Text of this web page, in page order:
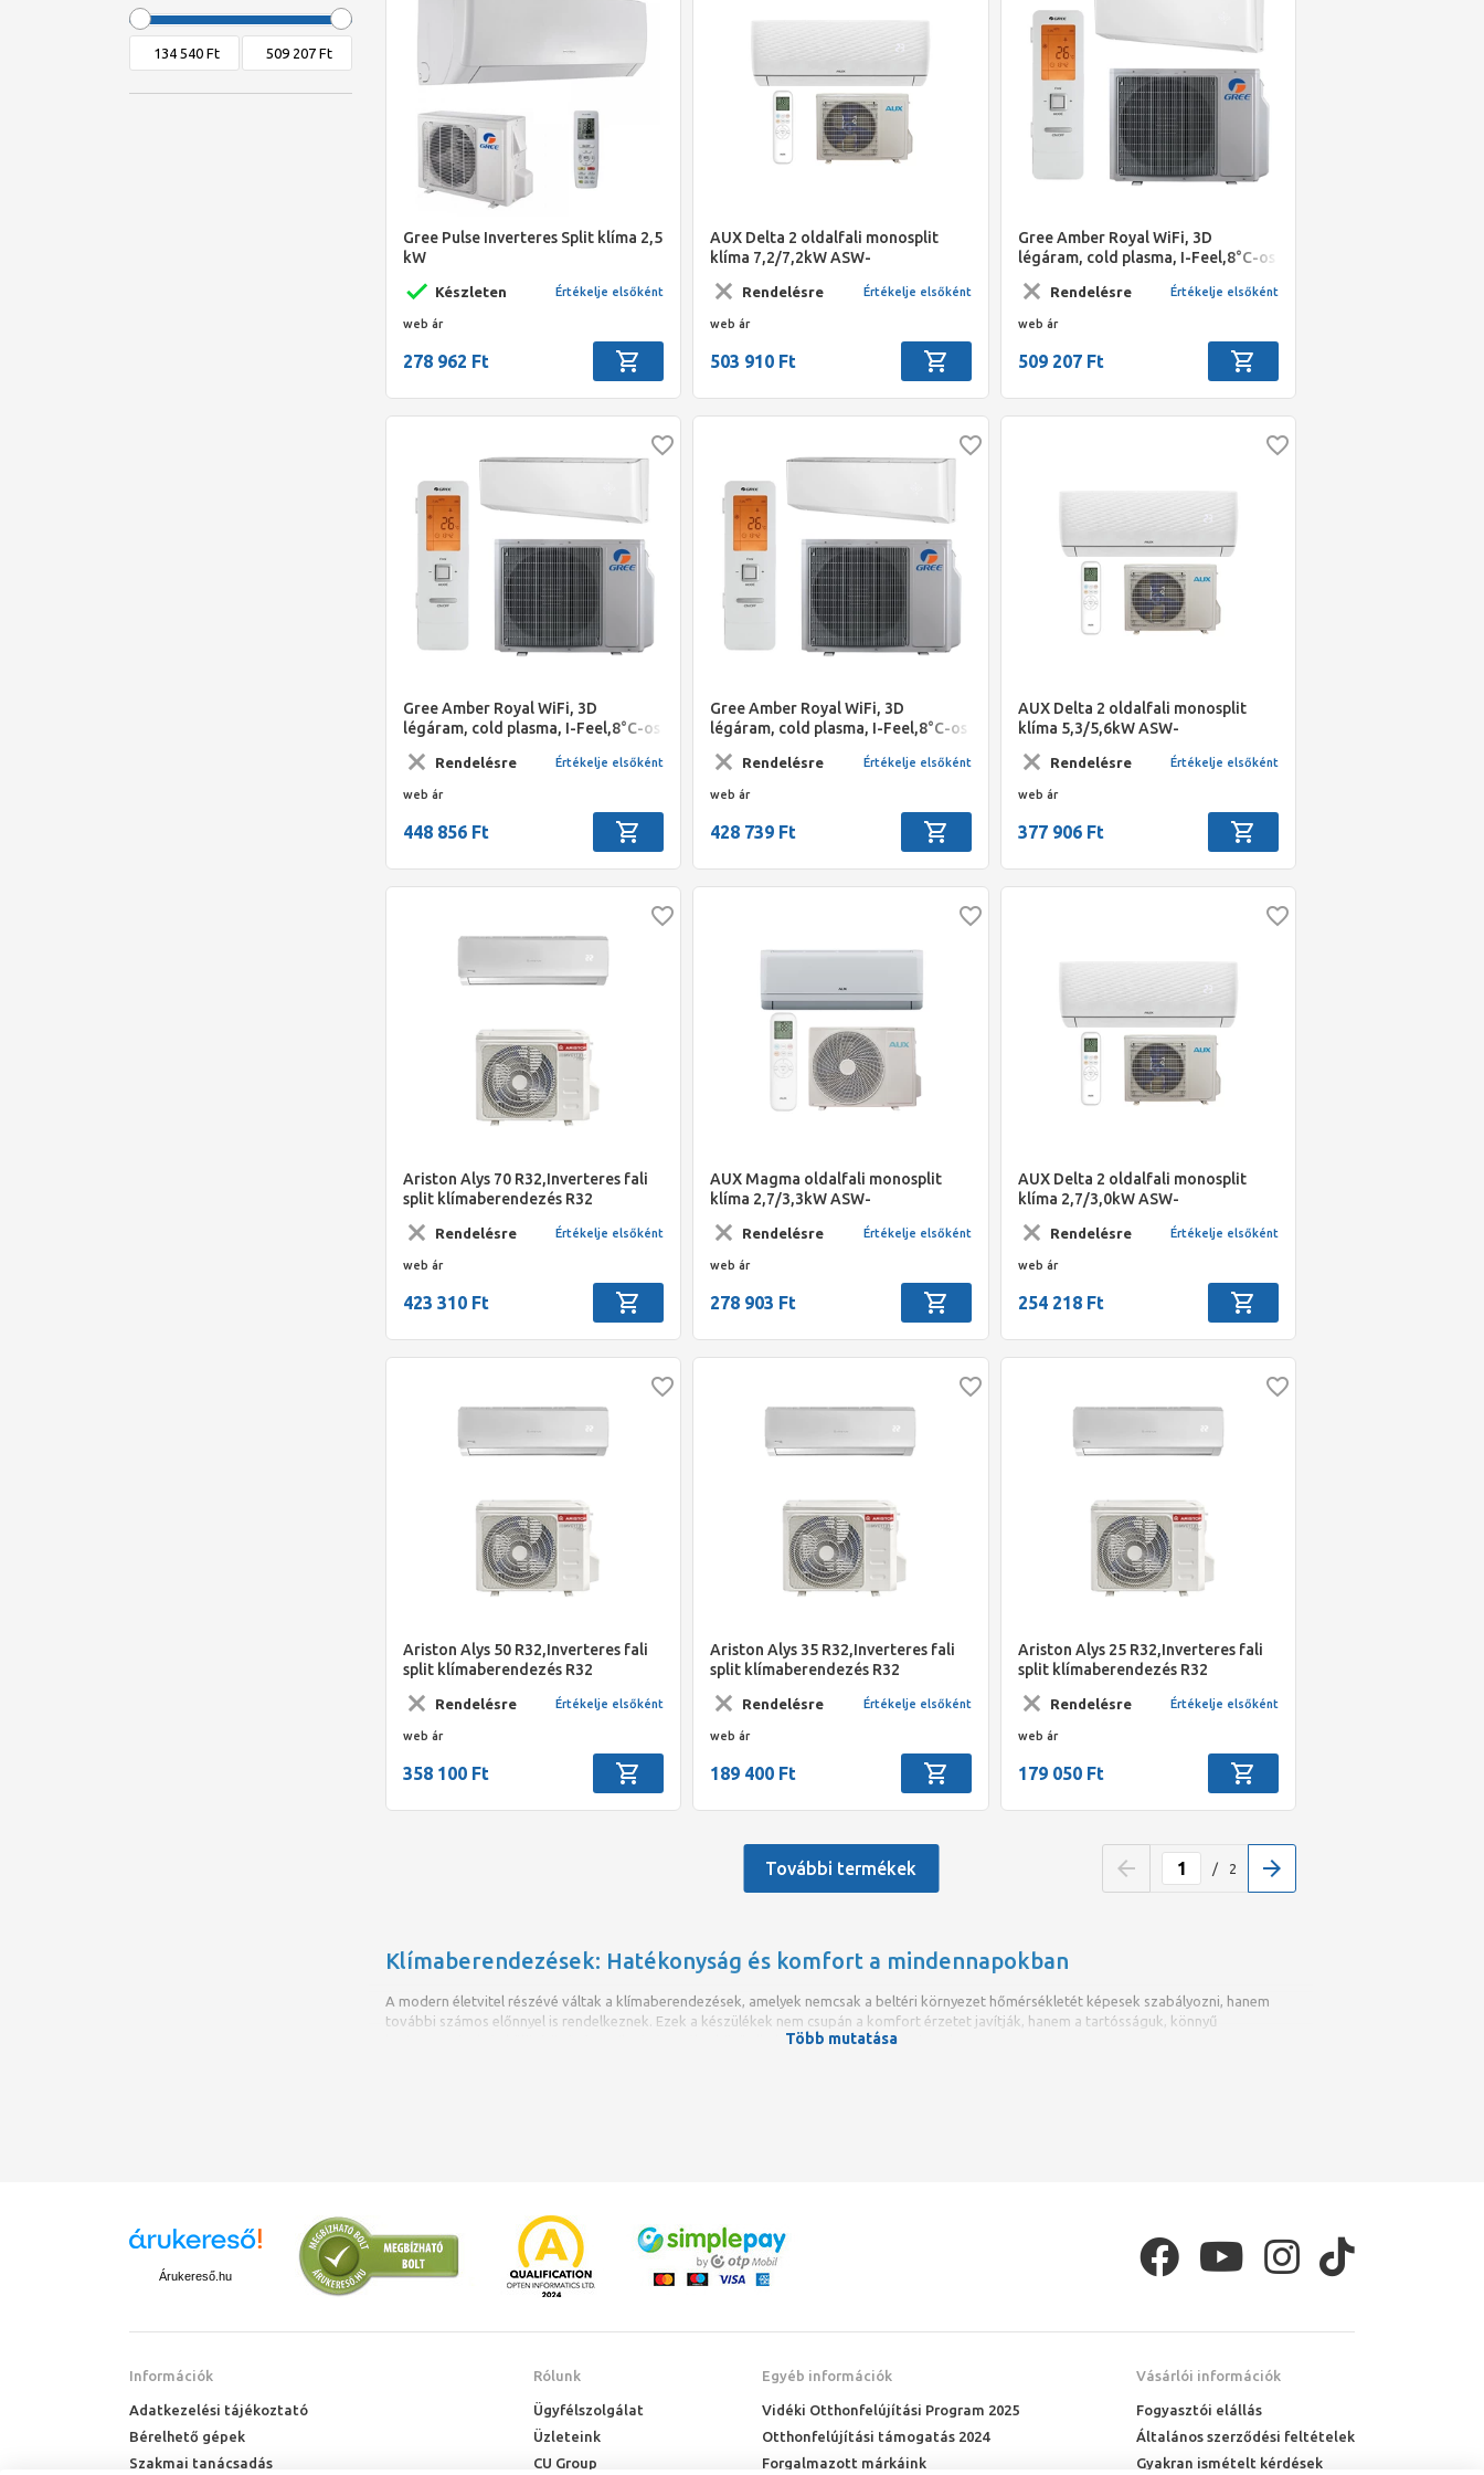
Gree Pulse Inverteres Split klíma 2,5
kW
Készleten Értékelje elsőként
web ár
278 962 Ft
AUX Delta 2 oldalfali monosplit
klíma 7,2/7,2kW ASW-
Rendelésre Értékelje elsőként
web ár
503 910 Ft
Gree Amber Royal WiFi, 3D
légáram, cold plasma, I-Feel,8°C-os
működési t. 5,3kW A++/A+
Rendelésre Értékelje elsőként
web ár
509 207 Ft
Gree Amber Royal WiFi, 3D
légáram, cold plasma, I-Feel,8°C-os
működési t. 3,5kW A+++/A
Rendelésre Értékelje elsőként
web ár
448 856 Ft
Gree Amber Royal WiFi, 3D
légáram, cold plasma, I-Feel,8°C-os
működési t. 2,7kW A+++/A
Rendelésre Értékelje elsőként
web ár
428 739 Ft
AUX Delta 2 oldalfali monosplit
klíma 5,3/5,6kW ASW-
Rendelésre Értékelje elsőként
web ár
377 906 Ft
Ariston Alys 70 R32,Inverteres fali
split klímaberendezés R32
hűtőteljesítménnyel
Rendelésre Értékelje elsőként
web ár
423 310 Ft
AUX Magma oldalfali monosplit
klíma 2,7/3,3kW ASW-
Rendelésre Értékelje elsőként
web ár
278 903 Ft
AUX Delta 2 oldalfali monosplit
klíma 2,7/3,0kW ASW-
Rendelésre Értékelje elsőként
web ár
254 218 Ft
Ariston Alys 50 R32,Inverteres fali
split klímaberendezés R32
hűtőteljesítménnyel
Rendelésre Értékelje elsőként
web ár
358 100 Ft
Ariston Alys 35 R32,Inverteres fali
split klímaberendezés R32
hűtőteljesítménnyel
Rendelésre Értékelje elsőként
web ár
189 400 Ft
Ariston Alys 25 R32,Inverteres fali
split klímaberendezés R32
hűtőteljesítménnyel
/3381405;3381251/
Rendelésre Értékelje elsőként
web ár
179 050 Ft
További termékek / 2
Klímaberendezések: Hatékonyság és komfort a mindennapokban
A modern életvitel részévé váltak a klímaberendezések, amelyek nemcsak a beltéri környezet hőmérsékletét képesek szabályozni, hanem
további számos előnnyel is rendelkeznek. Ezek a készülékek nem csupán a komfort érzetet javítják, hanem a tartósságuk, könnyű
karbantartásuk és különböző típusaik révén széles körű alkalmazhatóságot biztosítanak.
Több mutatása
Árukereső.hu
Információk
Adatkezelési tájékoztató
Bérelhető gépek
Szakmai tanácsadás
Rólunk
Ügyfélszolgálat
Üzleteink
CU Group
Egyéb információk
Vidéki Otthonfelújítási Program 2025
Otthonfelújítási támogatás 2024
Forgalmazott márkáink
Vásárlói információk
Fogyasztói elállás
Általános szerződési feltételek
Gyakran ismételt kérdések